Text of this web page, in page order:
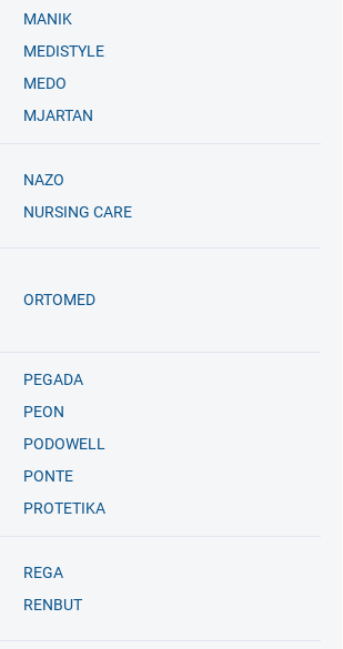
MANIK
MEDISTYLE
MEDO
MJARTAN
NAZO
NURSING CARE
ORTOMED
PEGADA
PEON
PODOWELL
PONTE
PROTETIKA
REGA
RENBUT